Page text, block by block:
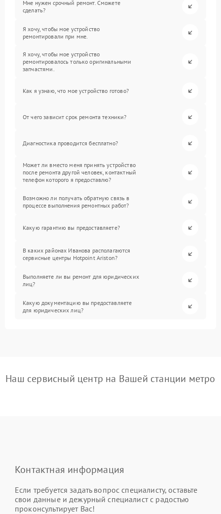
Мне нужен срочный ремонт. Сможете
сделать?
Я хочу, чтобы мое устройство
ремонтировали при мне.
Я хочу, чтобы мое устройство
ремонтировалось только оригинальными
запчастями.
Как я узнаю, что мое устройство готово?
От чего зависит срок ремонта техники?
Диагностика проводится бесплатно?
Может ли вместо меня принять устройство
после ремонта другой человек, контактный
телефон которого я предоставлю?
Возможно ли получать обратную связь в
процессе выполнения ремонтных работ?
Какую гарантию вы предоставляете?
В каких районах Иванова располагаются
сервисные центры Hotpoint Ariston?
Выполняете ли вы ремонт для юридических
лиц?
Какую документацию вы предоставляете
для юридических лиц?
Наш сервисный центр на Вашей станции метро
Контактная информация
Если требуется задать вопрос специалисту, оставьте
свои данные и дежурный специалист с радостью
проконсультирует Вас!